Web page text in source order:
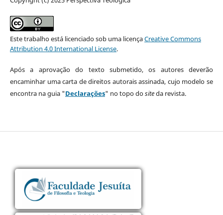
Este trabalho está licenciado sob uma licençaCreative Commons
Attribution 4.0 International License.
Após a aprovação do texto submetido, os autores deverão
encaminhar uma carta de direitos autorais assinada, cujo modelo se
encontra na guia "Declarações" no topo dositeda revista.